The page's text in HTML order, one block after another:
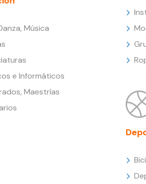
Música
e Informáticos
Maestrías